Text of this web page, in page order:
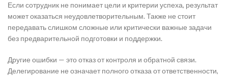
Если сотрудник не понимает цели и критерии успеха, результат
может оказаться неудовлетворительным. Также не стоит
передавать слишком сложные или критически важные задачи
без предварительной подготовки и поддержки.
Другие ошибки — это отказ от контроля и обратной связи.
Делегирование не означает полного отказа от ответственности,